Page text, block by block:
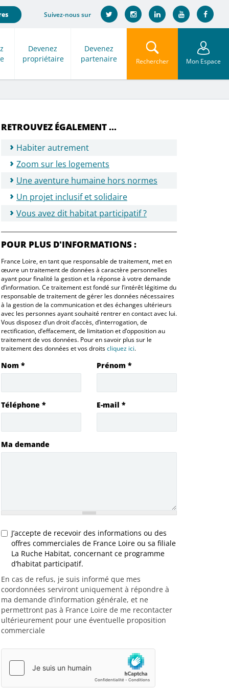
Suivez-nous sur
Mon Espace
Rechercher
Devenez
propriétaire
Devenez
partenaire
RETROUVEZ ÉGALEMENT ...
Habiter autrement
Zoom sur les logements
Une aventure humaine hors normes
Un projet inclusif et solidaire
Vous avez dit habitat participatif ?
POUR PLUS D'INFORMATIONS :
France Loire, en tant que responsable de traitement, met en
œuvre un traitement de données à caractère personnelles
ayant pour finalité la gestion et la réponse à votre demande
d’information. Ce traitement est fondé sur l’intérêt légitime du
responsable de traitement de gérer les données nécessaires
à la gestion de la communication et des échanges ultérieurs
avec les personnes ayant souhaité rentrer en contact avec lui.
Vous disposez d’un droit d’accès, d’interrogation, de
rectification, d’effacement, de limitation et d’opposition au
traitement de vos données. Pour en savoir plus sur le
traitement des données et vos droitscliquez ici.
Nom * Prénom *
Téléphone * E-mail *
Ma demande
J’accepte de recevoir des informations ou des
offres commerciales de France Loire ou sa filiale
La Ruche Habitat, concernant ce programme
d’habitat participatif.
Opt-in RGPD
En cas de refus, je suis informé que mes
coordonnées serviront uniquement à répondre à
ma demande d’information générale, et ne
permettront pas à France Loire de me recontacter
ultérieurement pour une éventuelle proposition
commerciale